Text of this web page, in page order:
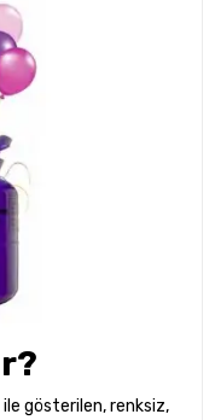
gösterilen, renksiz,